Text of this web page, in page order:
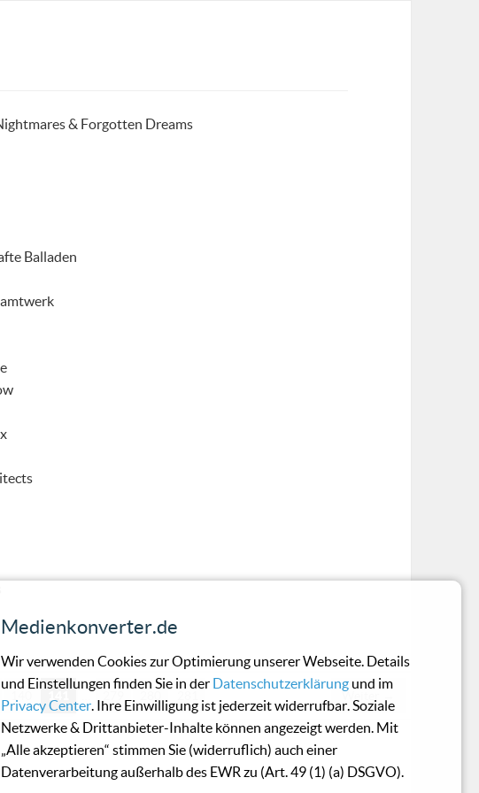
& Forgotten Dreams
Balladen
… Weiter →
Medienkonverter.de
Wir verwenden Cookies zur Optimierung unserer Webseite. Details
und Einstellungen finden Sie in der Datenschutzerklärung und im
Privacy Center. Ihre Einwilligung ist jederzeit widerrufbar. Soziale
Netzwerke & Drittanbieter-Inhalte können angezeigt werden. Mit
„Alle akzeptieren“ stimmen Sie (widerruflich) auch einer
Datenverarbeitung außerhalb des EWR zu (Art. 49 (1) (a) DSGVO).